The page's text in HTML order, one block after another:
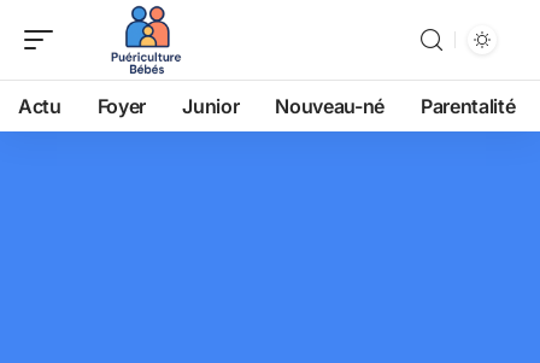
Actu Foyer Junior Nouveau-né Parentalité